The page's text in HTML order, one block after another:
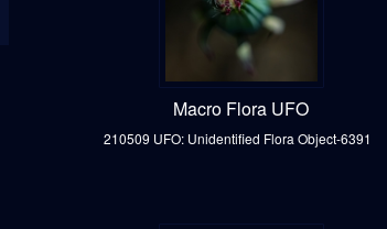
Macro Flora UFO
210509 UFO: Unidentified Flora Object-6391